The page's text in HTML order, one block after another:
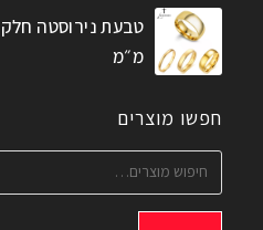
מ״מ
חפשו מוצרים